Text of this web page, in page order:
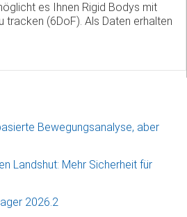
es Ihnen Rigid Bodys mit
tracken (6DoF). Als Daten erhalten
von Rigid Bodies (Kapitel 1)
Bewegungsanalyse, aber
Landshut: Mehr Sicherheit für
2026.2